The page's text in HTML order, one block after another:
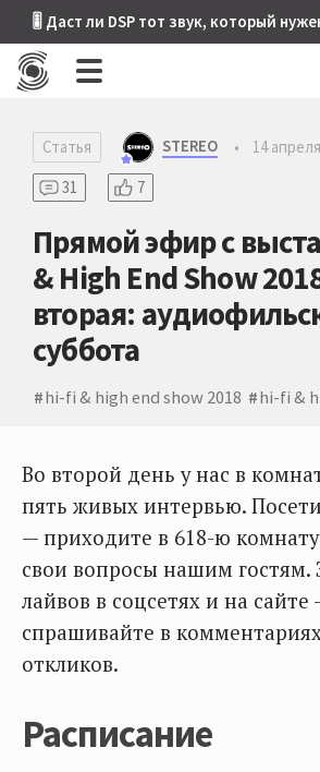
🎚 Даст ли DSP тот звук, который
Статья STEREO •
14
31
7
Прямой эфир с
& High End Show
вторая:
суббота
hi-fi & high end show 2018 hi-fi &
Во второй день у нас в
пять живых интервью.
— приходите в 618-ю
свои вопросы нашим гостям.
лайвов в соцсетях и на сайте
спрашивайте в
откликов.
Расписание